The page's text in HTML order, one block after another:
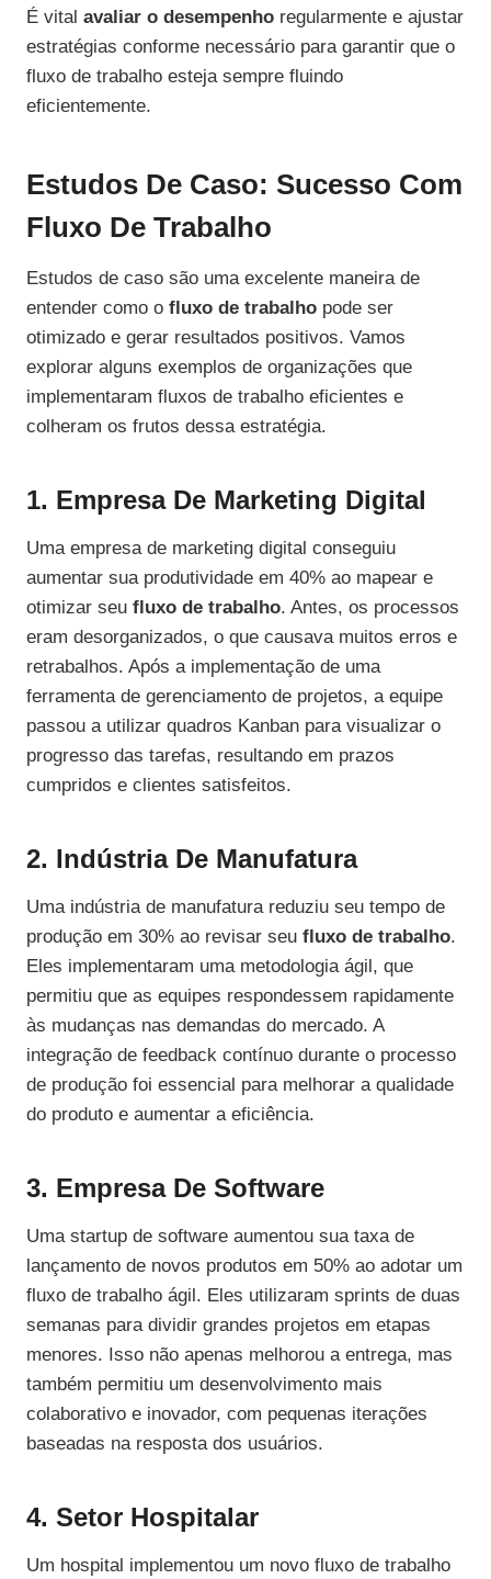
É vital avaliar o desempenho regularmente e ajustar
estratégias conforme necessário para garantir que o
fluxo de trabalho esteja sempre fluindo
eficientemente.
Estudos De Caso: Sucesso Com
Fluxo De Trabalho
Estudos de caso são uma excelente maneira de
entender como o fluxo de trabalho pode ser
otimizado e gerar resultados positivos. Vamos
explorar alguns exemplos de organizações que
implementaram fluxos de trabalho eficientes e
colheram os frutos dessa estratégia.
1. Empresa De Marketing Digital
Uma empresa de marketing digital conseguiu
aumentar sua produtividade em 40% ao mapear e
otimizar seu fluxo de trabalho. Antes, os processos
eram desorganizados, o que causava muitos erros e
retrabalhos. Após a implementação de uma
ferramenta de gerenciamento de projetos, a equipe
passou a utilizar quadros Kanban para visualizar o
progresso das tarefas, resultando em prazos
cumpridos e clientes satisfeitos.
2. Indústria De Manufatura
Uma indústria de manufatura reduziu seu tempo de
produção em 30% ao revisar seu fluxo de trabalho.
Eles implementaram uma metodologia ágil, que
permitiu que as equipes respondessem rapidamente
às mudanças nas demandas do mercado. A
integração de feedback contínuo durante o processo
de produção foi essencial para melhorar a qualidade
do produto e aumentar a eficiência.
3. Empresa De Software
Uma startup de software aumentou sua taxa de
lançamento de novos produtos em 50% ao adotar um
fluxo de trabalho ágil. Eles utilizaram sprints de duas
semanas para dividir grandes projetos em etapas
menores. Isso não apenas melhorou a entrega, mas
também permitiu um desenvolvimento mais
colaborativo e inovador, com pequenas iterações
baseadas na resposta dos usuários.
4. Setor Hospitalar
Um hospital implementou um novo fluxo de trabalho